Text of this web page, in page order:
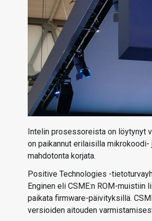
Intelin prosessoreista on löytynyt
on paikannut erilaisilla
mahdotonta korjata.
Positive Technologies -
Enginen eli CSME:n ROM-
paikata firmware-päivityksillä.
versioiden aitouden